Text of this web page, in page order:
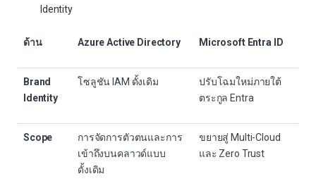
Identity
ด้าน Azure Active Directory Microsoft Entra ID
Brand
Identity
โซลูชัน IAM ดั้งเดิม
ปรับโฉมใหม่ภายใต้
ตระกูล Entra
Scope
การจัดการตัวตนและการ
เข้าถึงบนคลาวด์แบบ
ดั้งเดิม
ขยายสู่ Multi-Cloud
และ Zero Trust